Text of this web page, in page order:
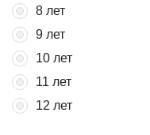
8 лет
9 лет
10 лет
11 лет
12 лет